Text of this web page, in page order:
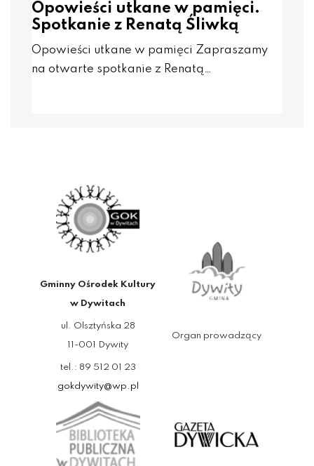
Opowieści utkane w pamięci.
Spotkanie z Renatą Śliwką
Opowieści utkane w pamięci Zapraszamy
na otwarte spotkanie z Renatą…
Gminny Ośrodek Kultury
w Dywitach
ul. Olsztyńska 28
11-001 Dywity
tel.: 89 512 01 23
gokdywity@wp.pl
Organ prowadzący